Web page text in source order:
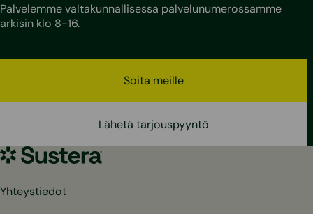
Palvelemme valtakunnallisessa palvelunumerossamme
arkisin klo 8-16.
Soita meille
Lähetä tarjouspyyntö
Sustera
Yhteystiedot